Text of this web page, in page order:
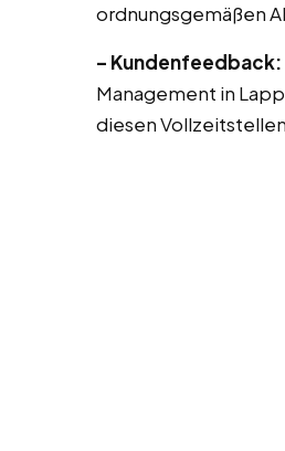
ordnungsgemäßen
– Kundenfeedback:
Management in
diesen